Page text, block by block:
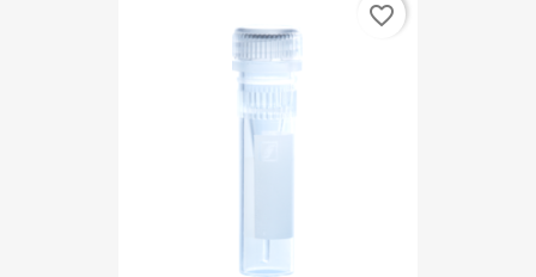
favorite_border